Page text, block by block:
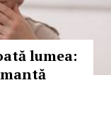
lumea: